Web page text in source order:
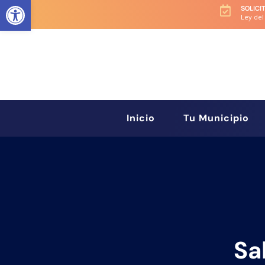

Ley
Inicio Tu Municipio